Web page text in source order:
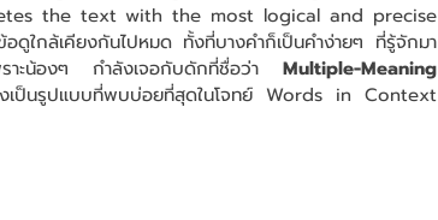
the text with the most logical and precise
กล้เคียงกันไปหมด ทั้งที่บางคำก็เป็นคำง่ายๆ ที่รู้จักมา
ะน้องๆ กำลังเจอกับดักที่ชื่อว่า Multiple-Meaning
เป็นรูปแบบที่พบบ่อยที่สุดในโจทย์ Words in Context